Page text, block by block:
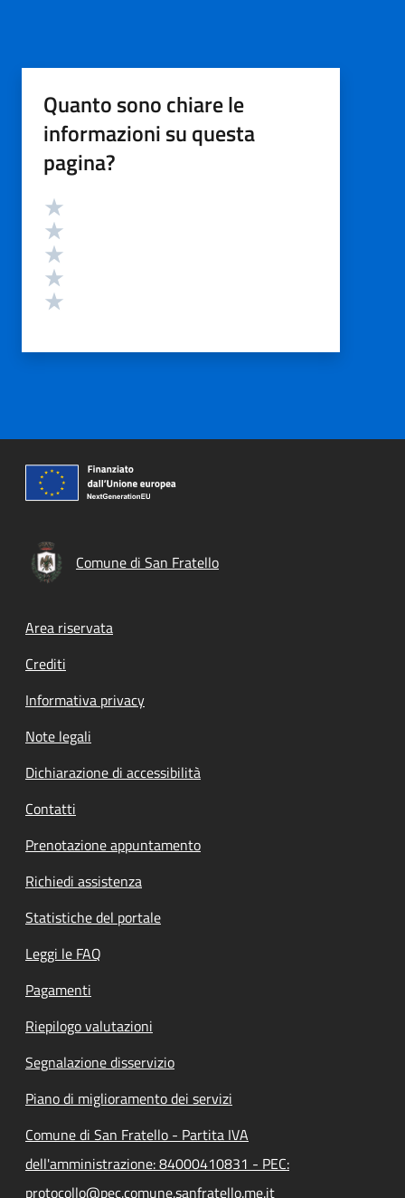
Quanto sono chiare le
informazioni su questa
pagina?
Valutazione
Comune di San Fratello
Footer menu
Area riservata
Crediti
Informativa privacy
Note legali
Dichiarazione di accessibilità
Contatti
Prenotazione appuntamento
Richiedi assistenza
Statistiche del portale
Leggi le FAQ
Pagamenti
Riepilogo valutazioni
Segnalazione disservizio
Piano di miglioramento dei servizi
Comune di San Fratello - Partita IVA
dell'amministrazione: 84000410831 - PEC:
protocollo@pec.comune.sanfratello.me.it